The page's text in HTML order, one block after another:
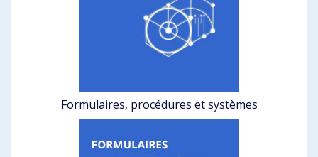
Formulaires, procédures et systèmes